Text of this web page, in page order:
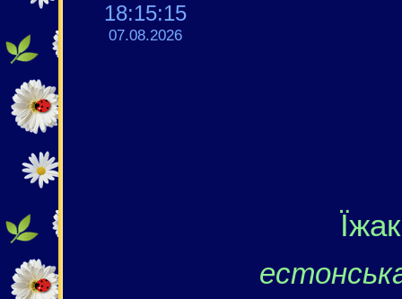
18:15:15
07.08.2026